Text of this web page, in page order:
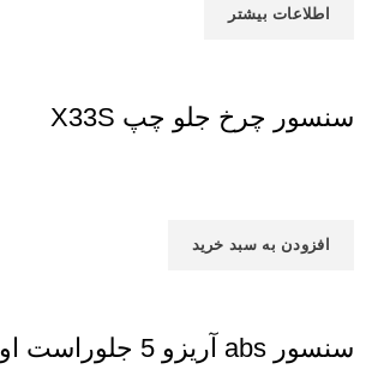
اطلاعات بیشتر
سنسور چرخ جلو چپ X33S
افزودن به سبد خرید
سنسور abs آریزو 5 جلوراست اورجینال